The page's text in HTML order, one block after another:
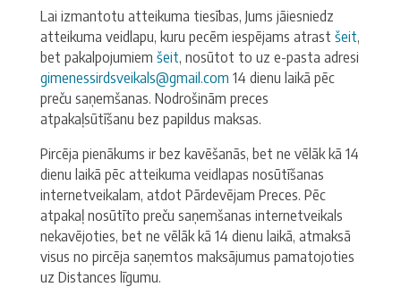
Lai izmantotu atteikuma tiesības, Jums jāiesniedz
atteikuma veidlapu, kuru pecēm iespējams atrast šeit,
bet pakalpojumiem šeit, nosūtot to uz e-pasta adresi
gimenessirdsveikals@gmail.com 14 dienu laikā pēc
preču saņemšanas. Nodrošinām preces
atpakaļsūtīšanu bez papildus maksas.
Pircēja pienākums ir bez kavēšanās, bet ne vēlāk kā 14
dienu laikā pēc atteikuma veidlapas nosūtīšanas
internetveikalam, atdot Pārdevējam Preces. Pēc
atpakaļ nosūtīto preču saņemšanas internetveikals
nekavējoties, bet ne vēlāk kā 14 dienu laikā, atmaksā
visus no pircēja saņemtos maksājumus pamatojoties
uz Distances līgumu.